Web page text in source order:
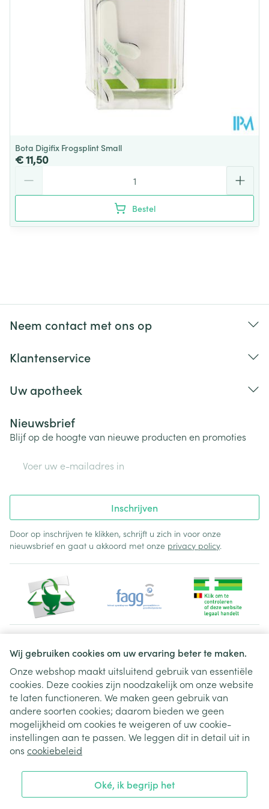
Wij gebruiken cookies om uw ervaring beter te maken.
Onze webshop maakt uitsluitend gebruik van essentiële
cookies. Deze cookies zijn noodzakelijk om onze website
te laten functioneren. We maken geen gebruik van
andere soorten cookies; daarom bieden we geen
mogelijkheid om cookies te weigeren of uw cookie-
instellingen aan te passen. We leggen dit in detail uit in
ons cookiebeleid
Oké, ik begrijp het
Bota Digifix Frogsplint Small
€ 11,50
Bestel
Neem contact met ons op
Klantenservice
Uw apotheek
Nieuwsbrief
Blijf op de hoogte van nieuwe producten en promoties
Inschrijven
Door op inschrijven te klikken, schrijft u zich in voor onze
nieuwsbrief en gaat u akkoord met onze privacy policy.
Juridische links